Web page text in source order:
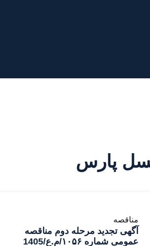
پارس
مناقصه
آگهی تجدید مرحله دوم مناقصه
عمومی شماره ۱۰۵۶/م.ع/1405